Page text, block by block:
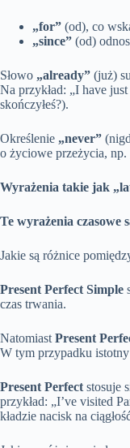
„for” (od), co
„since” (od)
Słowo „already” (już)
Na przykład: „I have
skończyłeś?).
Określenie „never”
o życiowe przeżycia,
Wyrażenia takie jak
Te wyrażenia czasowe
Jakie są różnice
Present Perfect Simple
czas trwania.
Natomiast Present
W tym przypadku istotny
Present Perfect stosuje
przykład: „I’ve visited
kładzie nacisk na